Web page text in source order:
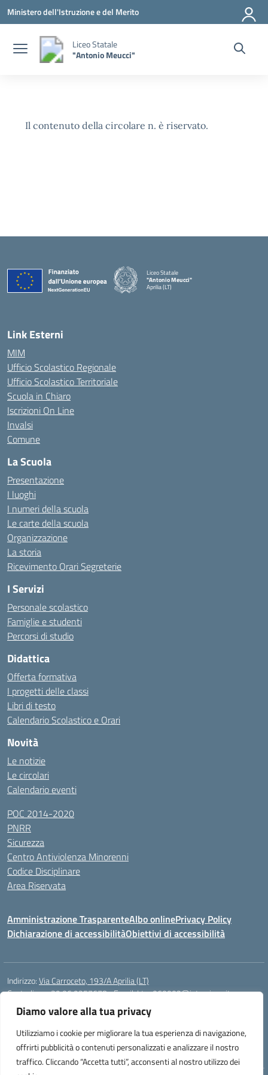
Diamo valore alla tua privacy
Utilizziamo i cookie per migliorare la tua esperienza di navigazione,
offrirti pubblicità o contenuti personalizzati e analizzare il nostro
traffico. Cliccando “Accetta tutti”, acconsenti al nostro utilizzo dei
Vai ai contenuti
Vai al menu di navigazione
Vai al footer
Ministero dell'Istruzione e del Merito
Liceo Statale
"Antonio Meucci"
Il contenuto della circolare n. è riservato.
Liceo Statale
"Antonio Meucci"
Aprilia (LT)
Link Esterni
MIM
Ufficio Scolastico Regionale
Ufficio Scolastico Territoriale
Scuola in Chiaro
Iscrizioni On Line
Invalsi
Comune
La Scuola
Presentazione
I luoghi
I numeri della scuola
Le carte della scuola
Organizzazione
La storia
Ricevimento Orari Segreterie
I Servizi
Personale scolastico
Famiglie e studenti
Percorsi di studio
Didattica
Offerta formativa
I progetti delle classi
Libri di testo
Calendario Scolastico e Orari
Novità
Le notizie
Le circolari
Calendario eventi
POC 2014-2020
PNRR
Sicurezza
Centro Antiviolenza Minorenni
Codice Disciplinare
Area Riservata
Amministrazione TrasparenteAlbo onlinePrivacy Policy
Dichiarazione di accessibilitàObiettivi di accessibilità
Indirizzo:Via Carroceto, 193/A Aprilia (LT)
Centralino:+39 06 9257678 Email:Ltps060002@istruzione.it
Posta elettronica certificata (PEC): Ltps060002@pec.istruzione.it
Codice fiscale: 91001930592
Codice meccanografico: LTPS060002